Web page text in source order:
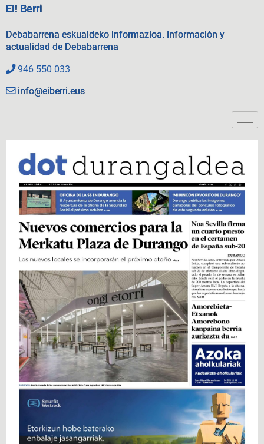
EI! Berri
Debabarrena eskualdeko informazioa. Información y
actualidad de Debabarrena
946 550 033
info@eiberri.eus